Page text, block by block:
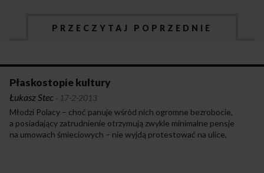
PRZECZYTAJ POPRZEDNIE
Płaskostopie kultury
Łukasz Stec · 17-2-2013
Młodzi Polacy – choć panuje wśród nich ogromne bezrobocie,
a posiadający zatrudnienie otrzymują zwykle minimalne pensje
na umowach śmieciowych – nie wyjdą protestować na ulice,